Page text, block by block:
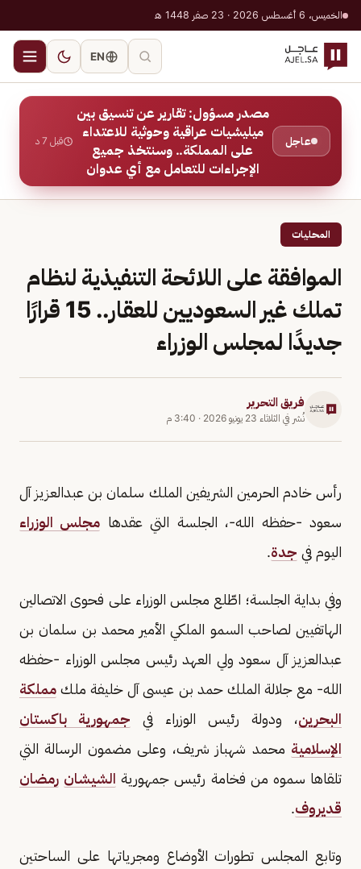
الخميس، 6 أغسطس 2026 · 23 صفر 1448 هـ
EN
عاجل
مصدر مسؤول: تقارير عن تنسيق بين
ميليشيات عراقية وحوثية للاعتداء
على المملكة.. وسنتخذ جميع
الإجراءات للتعامل مع أي عدوان
قبل 7 د
المحليات
الموافقة على اللائحة التنفيذية لنظام
تملك غير السعوديين للعقار.. 15 قرارًا
جديدًا لمجلس الوزراء
فريق التحرير
نُشر في الثلاثاء 23 يونيو 2026 · 3:40 م
رأس خادم الحرمين الشريفين الملك سلمان بن عبدالعزيز آل
سعود -حفظه الله-، الجلسة التي عقدها مجلس الوزراء
اليوم في جدة.
وفي بداية الجلسة؛ اطّلع مجلس الوزراء على فحوى الاتصالين
الهاتفيين لصاحب السمو الملكي الأمير محمد بن سلمان بن
عبدالعزيز آل سعود ولي العهد رئيس مجلس الوزراء -حفظه
الله- مع جلالة الملك حمد بن عيسى آل خليفة ملك مملكة
البحرين، ودولة رئيس الوزراء في جمهورية باكستان
الإسلامية محمد شهباز شريف، وعلى مضمون الرسالة التي
تلقاها سموه من فخامة رئيس جمهورية الشيشان رمضان
قديروف.
وتابع المجلس تطورات الأوضاع ومجرياتها على الساحتين